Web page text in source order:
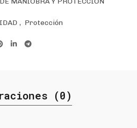
, Protección
(0)